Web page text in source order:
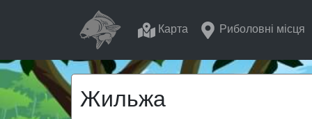
Карта Риболовні місця
Жильжа